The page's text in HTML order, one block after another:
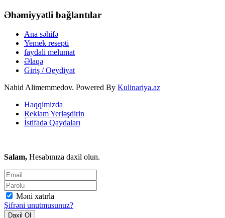
Əhəmiyyətli bağlantılar
Ana səhifə
Yemek resepti
faydali melumat
Əlaqə
Giriş / Qeydiyat
Nahid Alimemmedov. Powered By Kulinariya.az
Haqqimizda
Reklam Yerləşdirin
İstifadə Qaydaları
Salam, Hesabınıza daxil olun.
Məni xatırla
Şifrəni unutmusunuz?
Daxil Ol